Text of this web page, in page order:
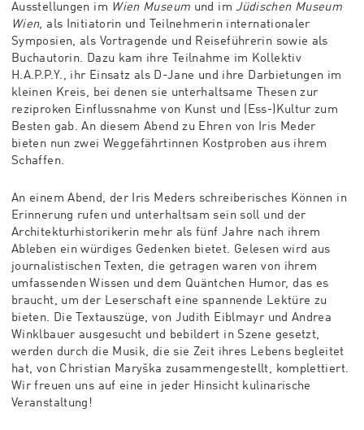
Ausstellungen im
Wien Museum und imJüdischen Museum
Wien, als Initiatorin und Teilnehmerin internationaler
Symposien, als Vortragende und Reiseführerin sowie als
Buchautorin. Dazu kam ihre Teilnahme im Kollektiv
H.A.P.P.Y., ihr Einsatz als D-Jane und ihre Darbietungen im
kleinen Kreis, bei denen sie unterhaltsame Thesen zur
reziproken Einflussnahme von Kunst und (Ess-)Kultur zum
Besten gab. An diesem Abend zu Ehren von Iris Meder
bieten nun zwei Weggefährtinnen Kostproben aus ihrem
Schaffen.
An einem Abend, der Iris Meders schreiberisches Können in
Erinnerung rufen und unterhaltsam sein soll und der
Architekturhistorikerin mehr als fünf Jahre nach ihrem
Ableben ein würdiges Gedenken bietet. Gelesen wird aus
journalistischen Texten, die getragen waren von ihrem
umfassenden Wissen und dem Quäntchen Humor, das es
braucht, um der Leserschaft eine spannende Lektüre zu
bieten. Die Textauszüge, von Judith Eiblmayr und Andrea
Winklbauer ausgesucht und bebildert in Szene gesetzt,
werden durch die Musik, die sie Zeit ihres Lebens begleitet
hat, von Christian Maryška zusammengestellt, komplettiert.
Wir freuen uns auf eine in jeder Hinsicht kulinarische
Veranstaltung!